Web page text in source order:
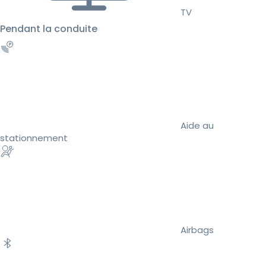
TV
Pendant la conduite
Aide au
stationnement
Airbags